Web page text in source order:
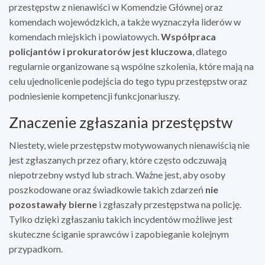
przestępstw z nienawiści w Komendzie Głównej oraz
komendach wojewódzkich, a także wyznaczyła liderów w
komendach miejskich i powiatowych. Współpraca
policjantów i prokuratorów jest kluczowa , dlatego
regularnie organizowane są wspólne szkolenia, które mają na
celu ujednolicenie podejścia do tego typu przestępstw oraz
podniesienie kompetencji funkcjonariuszy.
Znaczenie zgłaszania przestępstw
Niestety, wiele przestępstw motywowanych nienawiścią nie
jest zgłaszanych przez ofiary, które często odczuwają
niepotrzebny wstyd lub strach. Ważne jest, aby osoby
poszkodowane oraz świadkowie takich zdarzeń nie
pozostawały bierne i zgłaszały przestępstwa na policję.
Tylko dzięki zgłaszaniu takich incydentów możliwe jest
skuteczne ściganie sprawców i zapobieganie kolejnym
przypadkom.